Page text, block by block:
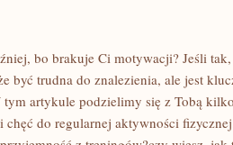
bo brakuje Ci motywacji? Jeśli tak,
być ⁤trudna do znalezienia, ale jest
artykule podzielimy się​ z ⁢Tobą⁤
do regularnej aktywności